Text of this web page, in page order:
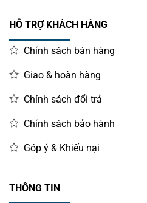
HỖ TRỢ KHÁCH HÀNG
Chính sách bán hàng
Giao & hoàn hàng
Chính sách đổi trả
Chính sách bảo hành
Góp ý & Khiếu nại
THÔNG TIN